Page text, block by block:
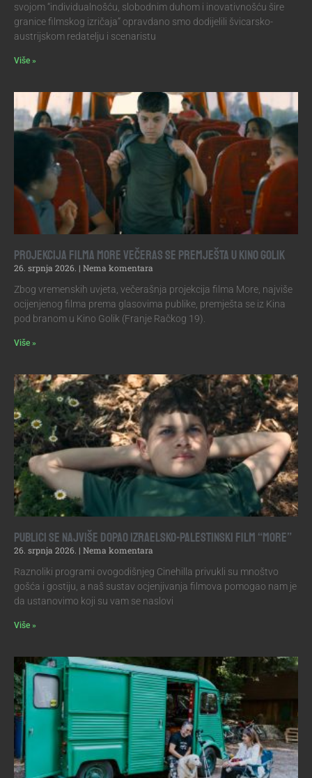
svojom “individualnošću, slobodnim duhom i inovativnošću šire
granice filmskog izričaja” opravdano smo dodijelili švicarsko-
austrijskom redatelju i scenaristu
Više »
Projekcija filma More večeras se premješta u Kino Golik
26. srpnja 2026.
Nema komentara
Zbog vremenskih uvjeta, večerašnja projekcija filma More, najviše
ocijenjenog filma prema glasovima publike, premješta se iz Kina
pod branom u Kino Golik (Franje Račkog 19).
Više »
Publici se najviše dopao izraelsko-palestinski film “More”
26. srpnja 2026.
Nema komentara
Raznoliki programi ovogodišnjeg Cinehilla privukli su mnoštvo
gošća i gostiju, a naš sustav ocjenjivanja filmova pomogao nam je
da ustanovimo koji su vam se naslovi
Više »